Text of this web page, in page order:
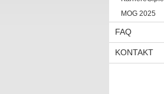
MOG 2025
FAQ
KONTAKT